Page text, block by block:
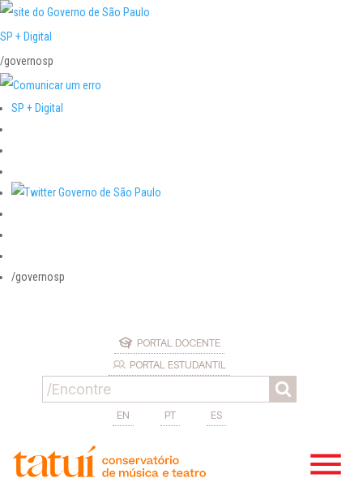
SP + Digital
/governosp
SP + Digital
/governosp
PORTAL DOCENTE
PORTAL ESTUDANTIL
EN PT ES